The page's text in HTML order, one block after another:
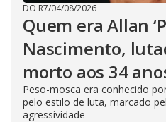
DO R7/04/08/2026
Quem era Allan
Nascimento,
morto aos 34
Peso-mosca era conhecido
pelo estilo de luta, marcado
agressividade